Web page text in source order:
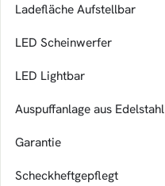
Ladefläche Aufstellbar
LED Scheinwerfer
LED Lightbar
Auspuffanlage aus Edelstahl
Garantie
Scheckheftgepflegt